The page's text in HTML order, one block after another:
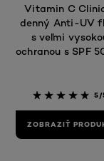
Vitamin C
denný Anti-UV
s veľmi
ochranou s SPF
5/
ZOBRAZIŤ